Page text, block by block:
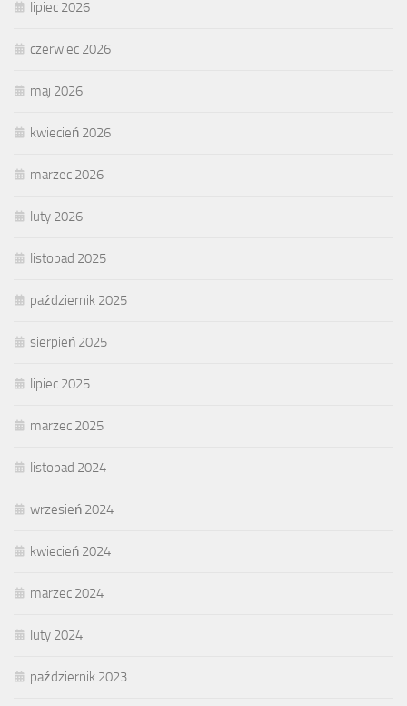
lipiec 2026
czerwiec 2026
maj 2026
kwiecień 2026
marzec 2026
luty 2026
listopad 2025
październik 2025
sierpień 2025
lipiec 2025
marzec 2025
listopad 2024
wrzesień 2024
kwiecień 2024
marzec 2024
luty 2024
październik 2023